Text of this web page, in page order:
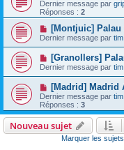
Dernier message par
Réponses : 2
[Montjuic] Palau
Dernier message par tim
[Granollers]
Dernier message par tim
[Madrid] Madrid
Dernier message par tim
Réponses : 3
Nouveau sujet
Marquer les